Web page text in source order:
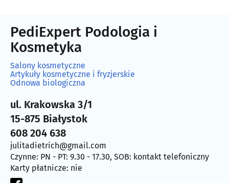
PediExpert Podologia i
Kosmetyka
Salony kosmetyczne
Artykuły kosmetyczne i fryzjerskie
Odnowa biologiczna
ul. Krakowska 3/1
15-875 Białystok
608 204 638
julitadietrich@gmail.com
Czynne: PN - PT: 9.30 - 17.30, SOB: kontakt telefoniczny
Karty płatnicze: nie